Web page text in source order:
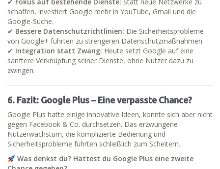
schaffen, investiert Google mehr in YouTube, Gmail und die
Google-Suche.
✔ Bessere Datenschutzrichtlinien: Die Sicherheitsprobleme
von Google+ führten zu strengeren Datenschutzmaßnahmen.
✔ Integration statt Zwang: Heute setzt Google auf eine
sanftere Verknüpfung seiner Dienste, ohne Nutzer dazu zu
zwingen.
6. Fazit: Google Plus – Eine verpasste Chance?
Google Plus hatte einige innovative Ideen, konnte sich aber nicht
gegen Facebook & Co. durchsetzen. Das erzwungene
Nutzerwachstum, die komplizierte Bedienung und
Sicherheitsprobleme führten schließlich zum Scheitern.
Was denkst du? Hättest du Google Plus eine zweite